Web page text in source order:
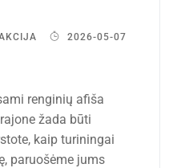
2026-05-07
renginių afiša
žada būti
kaip turiningai
paruošėme jums